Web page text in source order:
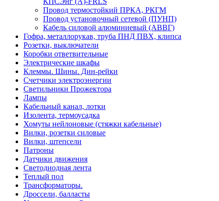
Провод термостойкий ПРКА, РКГМ
Провод установочный сетевой (ПУНП)
Кабель силовой алюминиевый (АВВГ)
Гофра, металлорукав, труба ПНД ПВХ, клипса
Розетки, выключатели
Коробки ответвительные
Электрические шкафы
Клеммы. Шины. Дин-рейки
Счетчики электроэнергии
Светильники Прожектора
Лампы
Кабельный канал, лотки
Изолента, термоусадка
Хомуты нейлоновые (стяжки кабельные)
Вилки, розетки силовые
Вилки, штепсели
Патроны
Датчики движения
Светодиодная лента
Теплый пол
Трансформаторы.
Дроссели, балласты